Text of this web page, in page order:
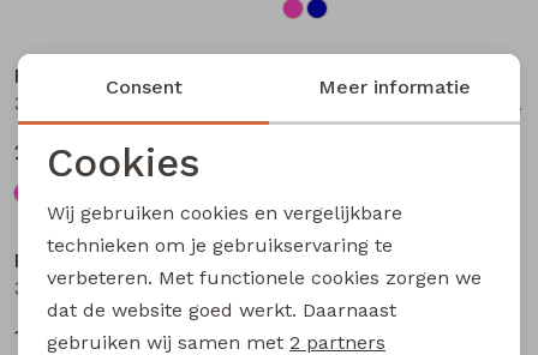
Persival
27,99
Persival
3310300 W20103 meisjes pullover Bruin donker
Nieuw
Persival
3310807 W20102 meisjes rok kort Bordeaux
17,99
Persival
22,99
Noodzakelijke cookies
Analytische cookies
Marketing cookies
Consent Meer informatie
Cookies
Wij gebruiken cookies en vergelijkbare
technieken om je gebruikservaring te
verbeteren. Met functionele cookies zorgen we
dat de website goed werkt. Daarnaast
gebruiken wij samen met 2 partners